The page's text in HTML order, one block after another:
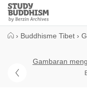
Close
Study
Buddhism
› Buddhisme Tibet ›
Gambaran